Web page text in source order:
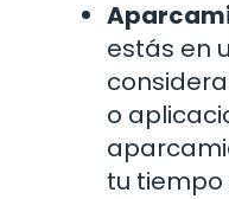
estás en
o
tu